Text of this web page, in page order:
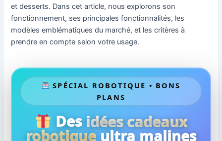
et desserts. Dans cet article, nous explorons son
fonctionnement, ses principales fonctionnalités, les
modèles emblématiques du marché, et les critères à
prendre en compte selon votre usage.
SPÉCIAL ROBOTIQUE • BONS
PLANS
Desidées cadeaux
robotique ultra malines